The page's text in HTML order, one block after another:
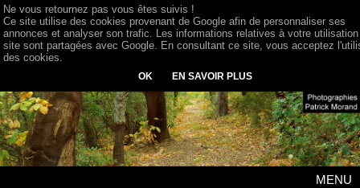
MENU
Ne vous retournez pas vous êtes suivis !
Ce site utilise des cookies provenant de Google afin de personnaliser ses
annonces et analyser son trafic. Les informations relatives à votre
site sont partagées avec Google. En consultant ce site, vous acceptez
des cookies.
OK EN SAVOIR PLUS